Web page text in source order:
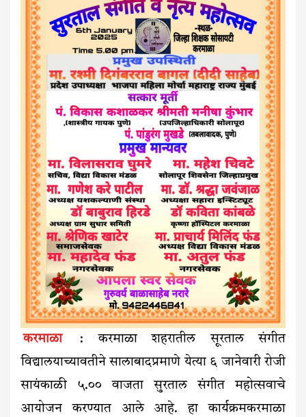
करमाळा
: करमाळा शहरातील सूरताल संगीत
विद्यालयाच्यावतीने सालाबादप्रमाणे येत्या ६ जानेवारी रोजी
सायंकाळी ५.०० वाजता सुरताल संगीत महोत्सवाचे
आयोजन करण्यात आले आहे. हा कार्यक्रमकरमाळा